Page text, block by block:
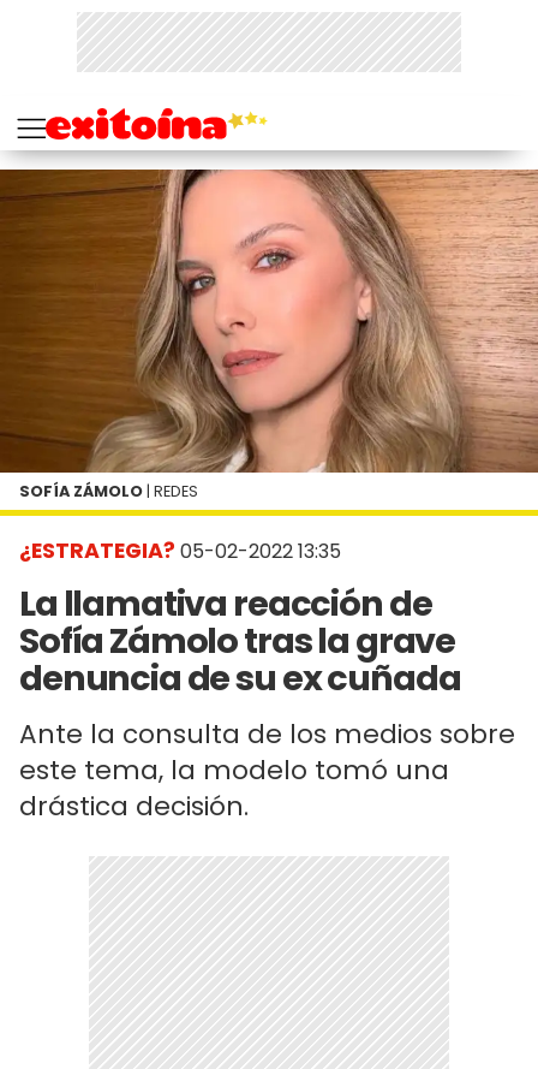
¿ESTRATEGIA? 05-02-2022 13:35
La llamativa reacción de
Sofía Zámolo tras la grave
denuncia de su ex cuñada
Ante la consulta de los medios sobre
este tema, la modelo tomó una
drástica decisión.
SOFÍA ZÁMOLO | REDES